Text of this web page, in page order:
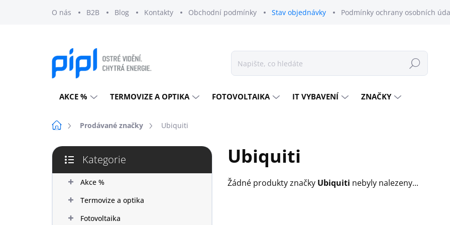
O nás B2B Blog Kontakty Obchodní podmínky Stav objednávky Podmínky ochrany osobních
Hledat
AKCE % TERMOVIZE A OPTIKA FOTOVOLTAIKA IT VYBAVENÍ ZNAČKY
DomůProdávané značky Ubiquiti
P
s
Přeskočit
kategorie
Kategorie
Akce %
Termovize a optika
Fotovoltaika
Ubiquiti
Žádné produkty značky Ubiquiti nebyly nalezeny...